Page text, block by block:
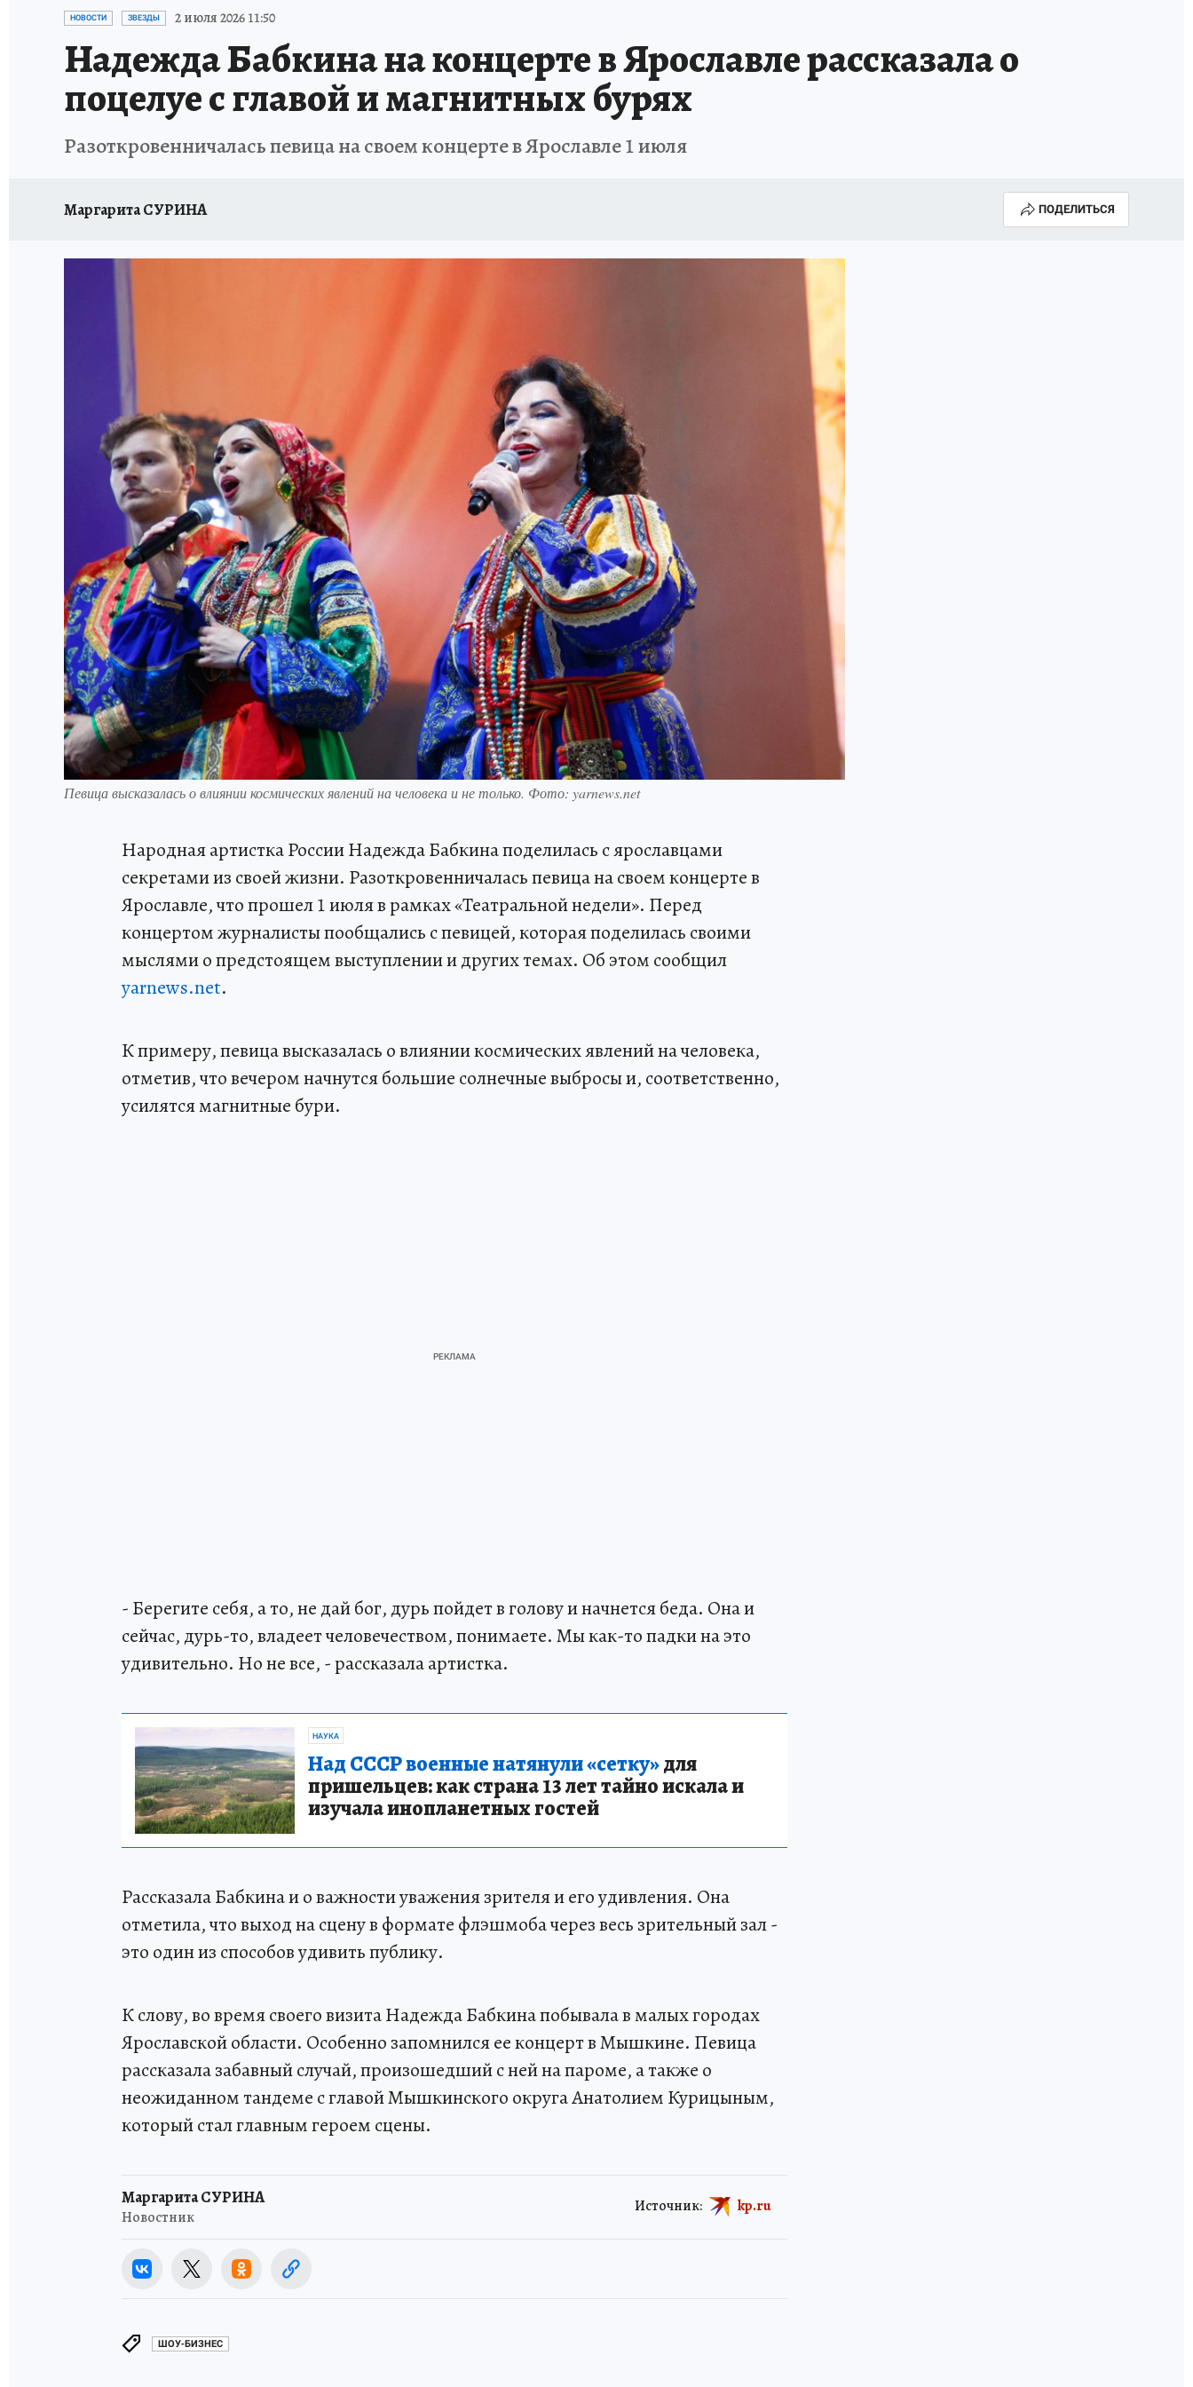
ПЕТЕРБУРГСКАЯ СТРОЙКА
НОВОСТИ ЗВЕЗДЫ 2 июля 2026 11:50
Надежда Бабкина на концерте в Ярославле рассказала о
поцелуе с главой и магнитных бурях
Разоткровенничалась певица на своем концерте в Ярославле 1 июля
Маргарита СУРИНА ПОДЕЛИТЬСЯ
Певица высказалась о влиянии космических явлений на человека и не только. Фото: yarnews.net
Народная артистка России Надежда Бабкина поделилась с ярославцами
секретами из своей жизни. Разоткровенничалась певица на своем концерте в
Ярославле, что прошел 1 июля в рамках «Театральной недели». Перед
концертом журналисты пообщались с певицей, которая поделилась своими
мыслями о предстоящем выступлении и других темах. Об этом сообщил
yarnews.net.
К примеру, певица высказалась о влиянии космических явлений на человека,
отметив, что вечером начнутся большие солнечные выбросы и, соответственно,
усилятся магнитные бури.
- Берегите себя, а то, не дай бог, дурь пойдет в голову и начнется беда. Она и
сейчас, дурь-то, владеет человечеством, понимаете. Мы как-то падки на это
удивительно. Но не все, - рассказала артистка.
НАУКА
Над СССР военные натянули «сетку»для
пришельцев: как страна 13 лет тайно искала и
изучала инопланетных гостей
Рассказала Бабкина и о важности уважения зрителя и его удивления. Она
отметила, что выход на сцену в формате флэшмоба через весь зрительный зал -
это один из способов удивить публику.
К слову, во время своего визита Надежда Бабкина побывала в малых городах
Ярославской области. Особенно запомнился ее концерт в Мышкине. Певица
рассказала забавный случай, произошедший с ней на пароме, а также о
неожиданном тандеме с главой Мышкинского округа Анатолием Курицыным,
который стал главным героем сцены.
Маргарита СУРИНА
Новостник
Источник: kp.ru
ШОУ-БИЗНЕС